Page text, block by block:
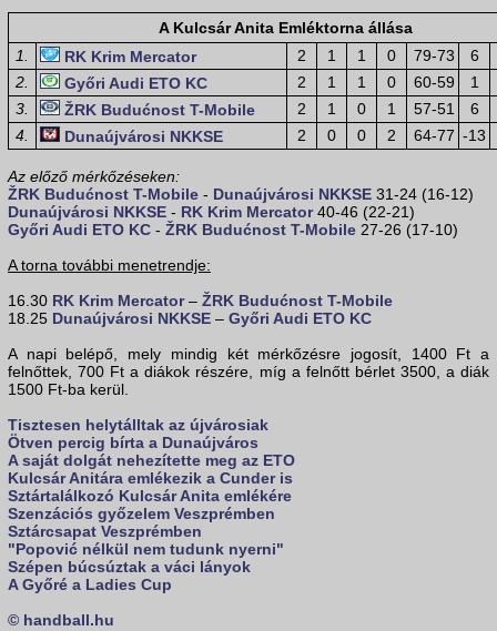
A Kulcsár Anita Emléktorna állása
1.
RK Krim Mercator 2 1 1 0 79-73
6
2.
Győri Audi ETO KC 2 1 1 0 60-59
1
3.
ŽRK Budućnost T-Mobile 2 1 0 1 57-51
6
4.
Dunaújvárosi NKKSE 2 0 0 2 64-77 -13
Az előző mérkőzéseken:
ŽRK Budućnost T-Mobile - Dunaújvárosi NKKSE 31-24 (16-12)
Dunaújvárosi NKKSE - RK Krim Mercator40-46 (22-21)
Győri Audi ETO KC - ŽRK Budućnost T-Mobile 27-26 (17-10)
A torna további menetrendje:
16.30 RK Krim Mercator– ŽRK Budućnost T-Mobile
18.25 Dunaújvárosi NKKSE – Győri Audi ETO KC
A napi belépő, mely mindig két mérkőzésre jogosít, 1400 Ft a
felnőttek, 700 Ft a diákok részére, míg a felnőtt bérlet 3500, a diák
1500 Ft-ba kerül.
Tisztesen helytálltak az újvárosiak
Ötven percig bírta a Dunaújváros
A saját dolgát nehezítette meg az ETO
Kulcsár Anitára emlékezik a Cunder is
Sztártalálkozó Kulcsár Anita emlékére
Szenzációs győzelem Veszprémben
Sztárcsapat Veszprémben
"Popović nélkül nem tudunk nyerni"
Szépen búcsúztak a váci lányok
A Győré a Ladies Cup
© handball.hu